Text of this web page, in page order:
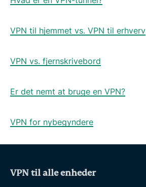
VPN til hjemmet vs. VPN til erhverv
VPN vs. fjernskrivebord
Er det nemt at bruge en VPN?
VPN for nybegyndere
VPN til alle enheder